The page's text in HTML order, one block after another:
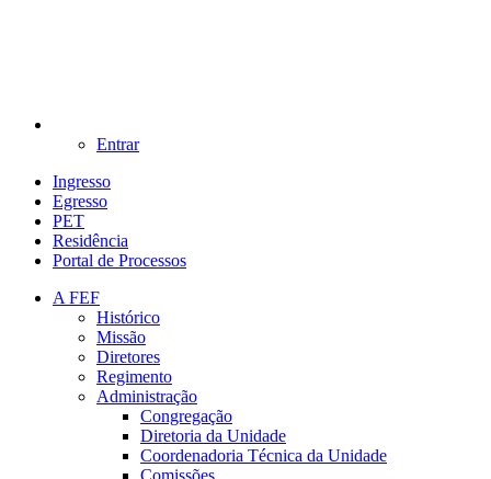
Entrar
Ingresso
Egresso
PET
Residência
Portal de Processos
A FEF
Histórico
Missão
Diretores
Regimento
Administração
Congregação
Diretoria da Unidade
Coordenadoria Técnica da Unidade
Comissões